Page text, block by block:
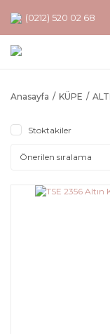
(0212) 520 02 68
Anasayfa KÜPE
Stoktakiler